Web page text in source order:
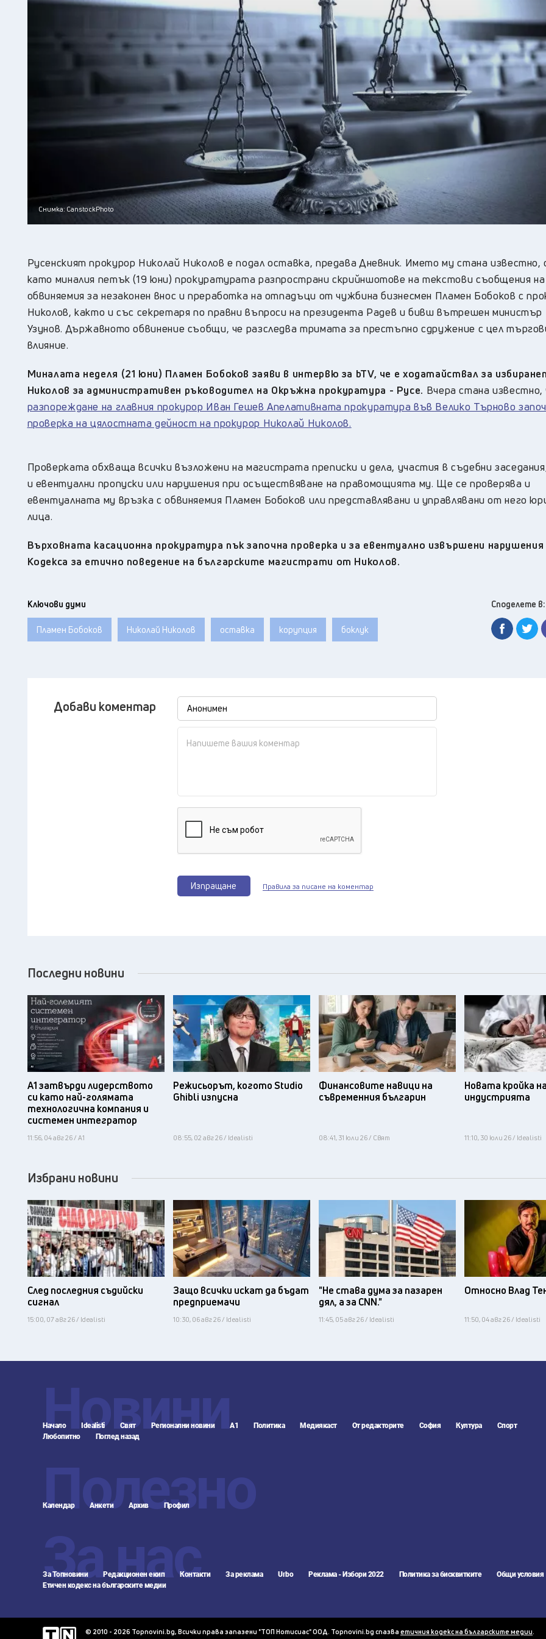
Перник, 28
Плевен, 36°C
Пловдив , 35°C
Разград 32 °C
Русе , 34°C
Силистра, 34°C
Сливен, 32°C
Смолян, 25°C
, 28°C
Стара Загора, 33°C
Търговище, 33°C
Хасково, 34°C
Шумен, 32°C
Ямбол, 33°C
Снимка: CanstockPhoto
Русенският прокурор Николай Николов е подал оставка, предава Дневник. Името му стана известно,
като миналия петък (19 юни) прокуратурата разпространи скрийншотове на текстови съобщения на
обвиняемия за незаконен внос и преработка на отпадъци от чужбина бизнесмен Пламен Бобоков с
Николов, както и със секретаря по правни въпроси на президента Радев и бивш вътрешен министър
Узунов. Държавното обвинение съобщи, че разследва тримата за престъпно сдружение с цел
влияние.
Миналата неделя (21 юни) Пламен Бобоков заяви в интервю за bTV, че е ходатайствал за
Николов за административен ръководител на Окръжна прокуратура - Русе. Вчера стана
разпореждане на главния прокурор Иван Гешев Апелативната прокуратура във Велико Търново
проверка на цялостната дейност на прокурор Николай Николов.
Проверката обхваща всички възложени на магистрата преписки и дела, участия в съдебни
и евентуални пропуски или нарушения при осъществяване на правомощията му. Ще се проверява и
евентуалната му връзка с обвиняемия Пламен Бобоков или представлявани и управлявани от него
лица.
Върховната касационна прокуратура пък започна проверка и за евентуално извършени нарушения
Кодекса за етично поведение на българските магистрати от Николов.
Ключови думи
Пламен Бобоков Николай Николов оставка корупция боклук
Споделете в:
Добави коментар
Изпращане Правила за писане на коментар
Последни новини
А1 затвърди лидерството
си като най-голямата
технологична компания и
системен интегратор
11:56, 04 авг 26 / А1
Режисьорът, когото Studio
Ghibli изпусна
08:55, 02 авг 26 / Idealisti
Финансовите навици на
съвременния българин
08:41, 31 юли 26 / Свят
Новата кройка
индустрията
11:10, 30 юли 26 / Idealisti
Избрани новини
След последния съдийски
сигнал
15:00, 07 авг 26 / Idealisti
Защо всички искат да бъдат
предприемачи
10:30, 06 авг 26 / Idealisti
"Не става дума за пазарен
дял, а за CNN."
11:45, 05 авг 26 / Idealisti
Относно Влад
11:50, 04 авг 26 / Idealisti
Новини
Начало Idealisti Свят Регионални новини А1 Политика Медиякаст От редакторите София Култура
Спорт
Любопитно
Поглед назад
Полезно
Календар Анкети Архив Профил
За нас
За Топновини Редакционен екип Контакти За реклама Urbo Реклама - Избори 2022 Политика за бисквитките
Общи условия
Етичен кодекс на българските медии
© 2010 - 2026 Topnovini.bg, Всички права запазени "ТОП Нотисиас" ООД. Topnovini.bg спазва етичния кодекс на българските медии.